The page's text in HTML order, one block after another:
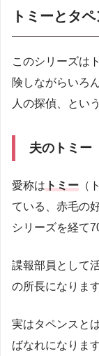
トミーとタ
このシリーズは
険しながらいろ
人の探偵、とい
夫のトミー
愛称はトミー （
ている、赤毛の
シリーズを経て
諜報部員として
の所長になります
実はタペンスと
ばなれになりま